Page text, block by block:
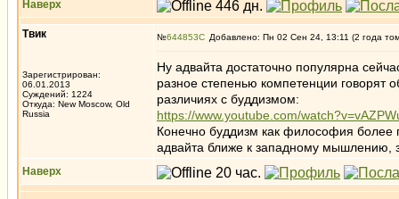
Наверх
Твик
Зарегистрирован:
06.01.2013
Суждений: 1224
Откуда: New Moscow, Old
Russia
№644853 Добавлено: Пн 02 Сен 24, 13:11 (2 года
Ну адвайта достаточно популярна
разное степенью компетенции говорят
различиях с буддизмом:
https://www.youtube.com/
Конечно буддизм как философия более
адвайта ближе к западному мышлению,
Наверх